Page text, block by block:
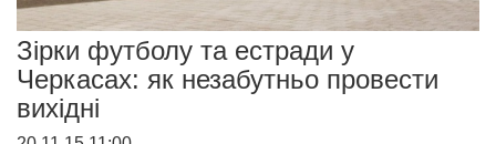
Зірки футболу та естради у
Черкасах: як незабутньо провести
вихідні